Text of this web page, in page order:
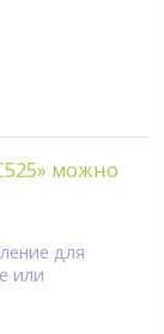
можно
для
или